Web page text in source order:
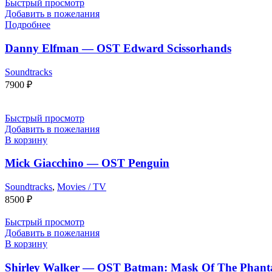
Быстрый просмотр
Добавить в пожелания
Подробнее
Danny Elfman — OST Edward Scissorhands
Soundtracks
7900 ₽
Быстрый просмотр
Добавить в пожелания
В корзину
Mick Giacchino — OST Penguin
Soundtracks, Movies / TV
8500 ₽
Быстрый просмотр
Добавить в пожелания
В корзину
Shirley Walker — OST Batman: Mask Of The